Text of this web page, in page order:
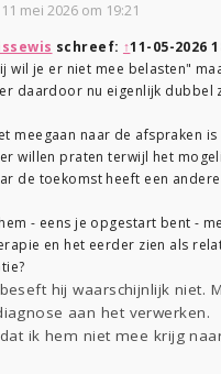
mei 2026 om 19:21
schreef: ↑11-05-2026
wil je er niet mee belasten"
daardoor nu eigenlijk dubbel
meegaan naar de afspraken is
willen praten terwijl het
de toekomst heeft een
- eens je opgestart bent -
en het eerder zien als
hij waarschijnlijk niet.
aan het verwerken.
ik hem niet mee krijg